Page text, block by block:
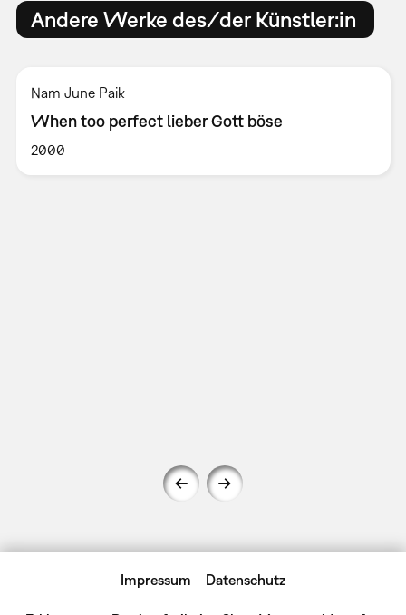
Andere Werke des/der Künstler:in
Nam June Paik
When too perfect lieber Gott böse
2000
Impressum Datenschutz